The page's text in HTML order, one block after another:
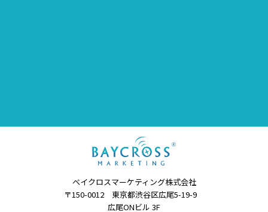
ベイクロスマーケティング株式会社
〒150-0012 東京都渋谷区広尾5-19-9
広尾ONビル 3F